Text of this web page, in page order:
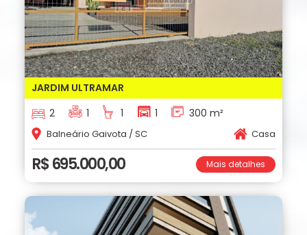
JARDIM ULTRAMAR
2
1 1 1 300 m²
Balneário Gaivota / SC Casa
R$ 695.000,00 Mais detalhes